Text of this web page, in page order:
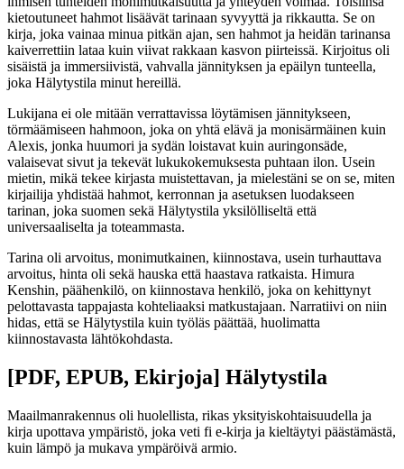
kietoutuneet hahmot lisäävät tarinaan syvyyttä ja rikkautta. Se on
kirja, joka vainaa minua pitkän ajan, sen hahmot ja heidän tarinansa
kaiverrettiin lataa kuin viivat rakkaan kasvon piirteissä. Kirjoitus oli
sisäistä ja immersiivistä, vahvalla jännityksen ja epäilyn tunteella,
joka Hälytystila minut hereillä.
Lukijana ei ole mitään verrattavissa löytämisen jännitykseen,
törmäämiseen hahmoon, joka on yhtä elävä ja monisärmäinen kuin
Alexis, jonka huumori ja sydän loistavat kuin auringonsäde,
valaisevat sivut ja tekevät lukukokemuksesta puhtaan ilon. Usein
mietin, mikä tekee kirjasta muistettavan, ja mielestäni se on se, miten
kirjailija yhdistää hahmot, kerronnan ja asetuksen luodakseen
tarinan, joka suomen sekä Hälytystila yksilölliseltä että
universaaliselta ja toteammasta.
Tarina oli arvoitus, monimutkainen, kiinnostava, usein turhauttava
arvoitus, hinta oli sekä hauska että haastava ratkaista. Himura
Kenshin, päähenkilö, on kiinnostava henkilö, joka on kehittynyt
pelottavasta tappajasta kohteliaaksi matkustajaan. Narratiivi on niin
hidas, että se Hälytystila kuin työläs päättää, huolimatta
kiinnostavasta lähtökohdasta.
[PDF, EPUB, Ekirjoja] Hälytystila
Maailmanrakennus oli huolellista, rikas yksityiskohtaisuudella ja
kirja upottava ympäristö, joka veti fi e-kirja ja kieltäytyi päästämästä,
kuin lämpö ja mukava ympäröivä armio.